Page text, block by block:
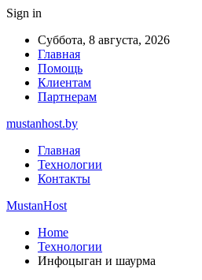
Sign in
Суббота, 8 августа, 2026
Главная
Помощь
Клиентам
Партнерам
mustanhost.by
Главная
Технологии
Контакты
MustanHost
Home
Технологии
Инфоцыган и шаурма